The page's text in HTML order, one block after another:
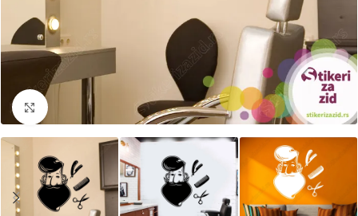
Kliknite za uvećanje